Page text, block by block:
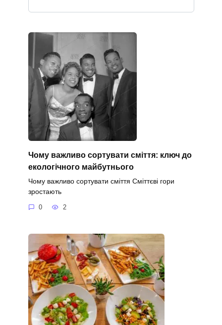
Чому важливо сортувати сміття: ключ до
екологічного майбутнього
Чому важливо сортувати сміття Сміттєві гори
зростають
0 2